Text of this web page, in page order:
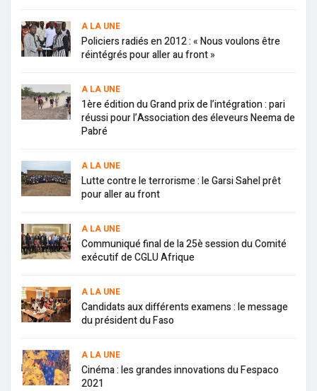
A LA UNE
Policiers radiés en 2012 : « Nous voulons être
réintégrés pour aller au front »
A LA UNE
1ère édition du Grand prix de l’intégration : pari
réussi pour l’Association des éleveurs Neema de
Pabré
A LA UNE
Lutte contre le terrorisme : le Garsi Sahel prêt
pour aller au front
A LA UNE
Communiqué final de la 25è session du Comité
exécutif de CGLU Afrique
A LA UNE
Candidats aux différents examens : le message
du président du Faso
A LA UNE
Cinéma : les grandes innovations du Fespaco
2021